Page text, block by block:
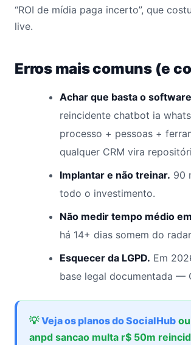
“ROI de mídia paga incerto”, que
live.
Erros mais comuns (e
Achar que basta o
reincidente chatbot ia
processo + pessoas +
qualquer CRM vira
Implantar e não treinar. 90
todo o investimento.
Não medir tempo médio
há 14+ dias somem do
Esquecer da LGPD. Em
base legal documentada —
💡Veja os planos do SocialHub ou
anpd sancao multa r$ 50m